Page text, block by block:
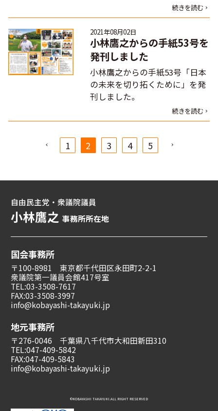
続きを読む
2021年08月02日
小林鷹之からの手紙53号を
発刊しました
小林鷹之からの手紙53号「日本
の未来を切り拓くために」を発
刊しました。
続きを読む
1 2 3 4 5
自由民主党・衆議院議員
小林鷹之事務所所在地
国会事務所
〒100-8981 東京都千代田区永田町2-2-1
衆議院第一議員会館417号室
TEL:03-3508-7617
FAX:03-3508-3997
info@kobayashi-takayuki.jp
地元事務所
〒276-0046 千葉県八千代市大和田新田310
TEL:047-409-5842
FAX:047-409-5843
info@kobayashi-takayuki.jp
©︎KOBAYASHI TAKAYUKI.ALL RIGHT RESERVED